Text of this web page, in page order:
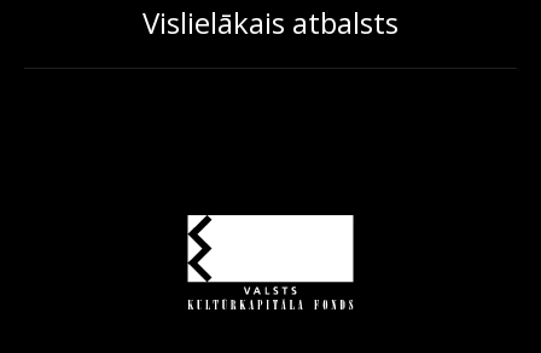
Vislielākais atbalsts